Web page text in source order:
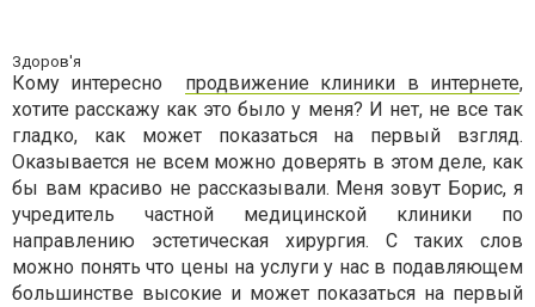
Здоров'я
Кому интересно продвижение клиники в интернете,
хотите расскажу как это было у меня? И нет, не все так
гладко, как может показаться на первый взгляд.
Оказывается не всем можно доверять в этом деле, как
бы вам красиво не рассказывали. Меня зовут Борис, я
учредитель частной медицинской клиники по
направлению эстетическая хирургия. С таких слов
можно понять что цены на услуги у нас в подавляющем
большинстве высокие и может показаться на первый